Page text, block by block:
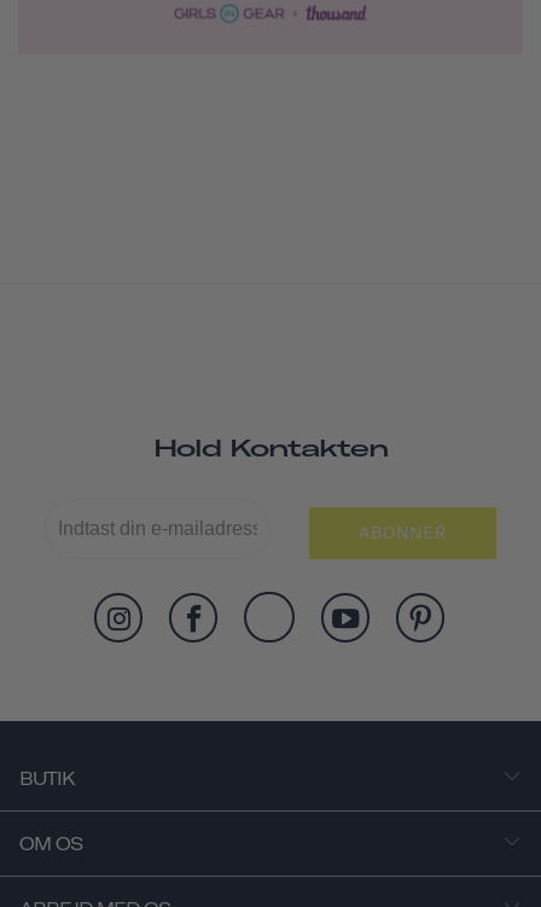
Hold Kontakten
ABONNER
BUTIK
OM OS